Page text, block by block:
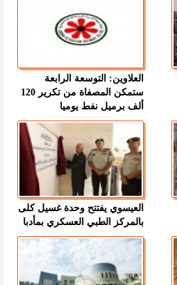
العلاوين: التوسعة الرابعة
ستمكن المصفاة من تكرير 120
ألف برميل نفط يوميا
العيسوي يفتتح وحدة غسيل كلى
بالمركز الطبي العسكري بمأدبا